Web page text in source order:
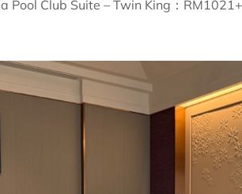
Pool Club Suite – Twin King：